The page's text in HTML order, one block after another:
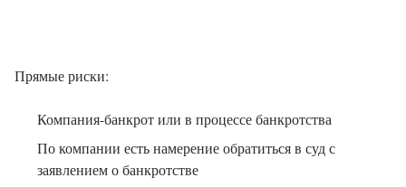
Прямые риски:
Компания-банкрот или в процессе банкротства
По компании есть намерение обратиться в суд с
заявлением о банкротстве